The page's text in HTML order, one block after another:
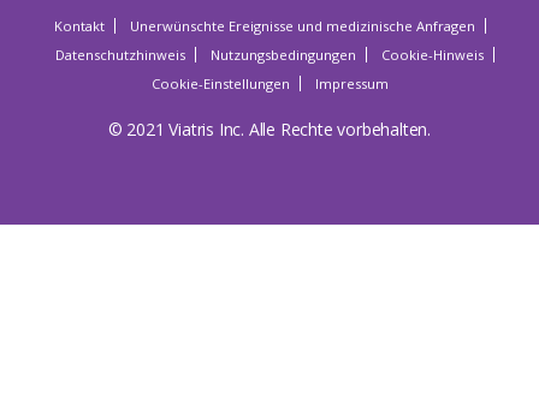
Kontakt
Unerwünschte Ereignisse und medizinische Anfragen
Datenschutzhinweis
Nutzungsbedingungen
Cookie-Hinweis
Cookie-Einstellungen
Impressum
© 2021 Viatris Inc. Alle Rechte vorbehalten.